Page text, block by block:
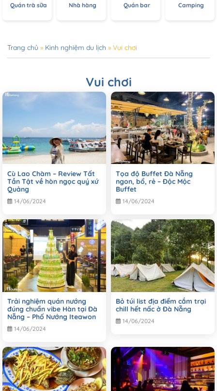
Quán trà sữa Nhà hàng Quán bar Camping
Trang chủ » Kinh nghiệm du lịch » Vui chơi
Vui chơi
Cù Lao Chàm – Review Tất
Tần Tật về hòn ngọc quý xứ
Quảng
14/06/2024
Tọa độ Buffet Đà Nẵng
ngon, bổ, rẻ – Độc Mộc
Buffet
14/06/2024
Trải nghiệm quán nướng
đúng chuẩn vibe Hàn tại Đà
Nẵng – Phố Nướng Iteawon
14/06/2024
Bỏ túi list địa điểm cắm trại
chill hết nấc ở Đà Nẵng
14/06/2024